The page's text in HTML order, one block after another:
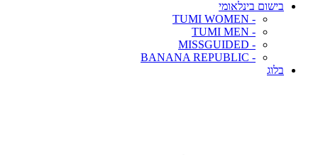
בישום בינלאומי
- TUMI WOMEN
- TUMI MEN
- MISSGUIDED
- BANANA REPUBLIC
בלוג